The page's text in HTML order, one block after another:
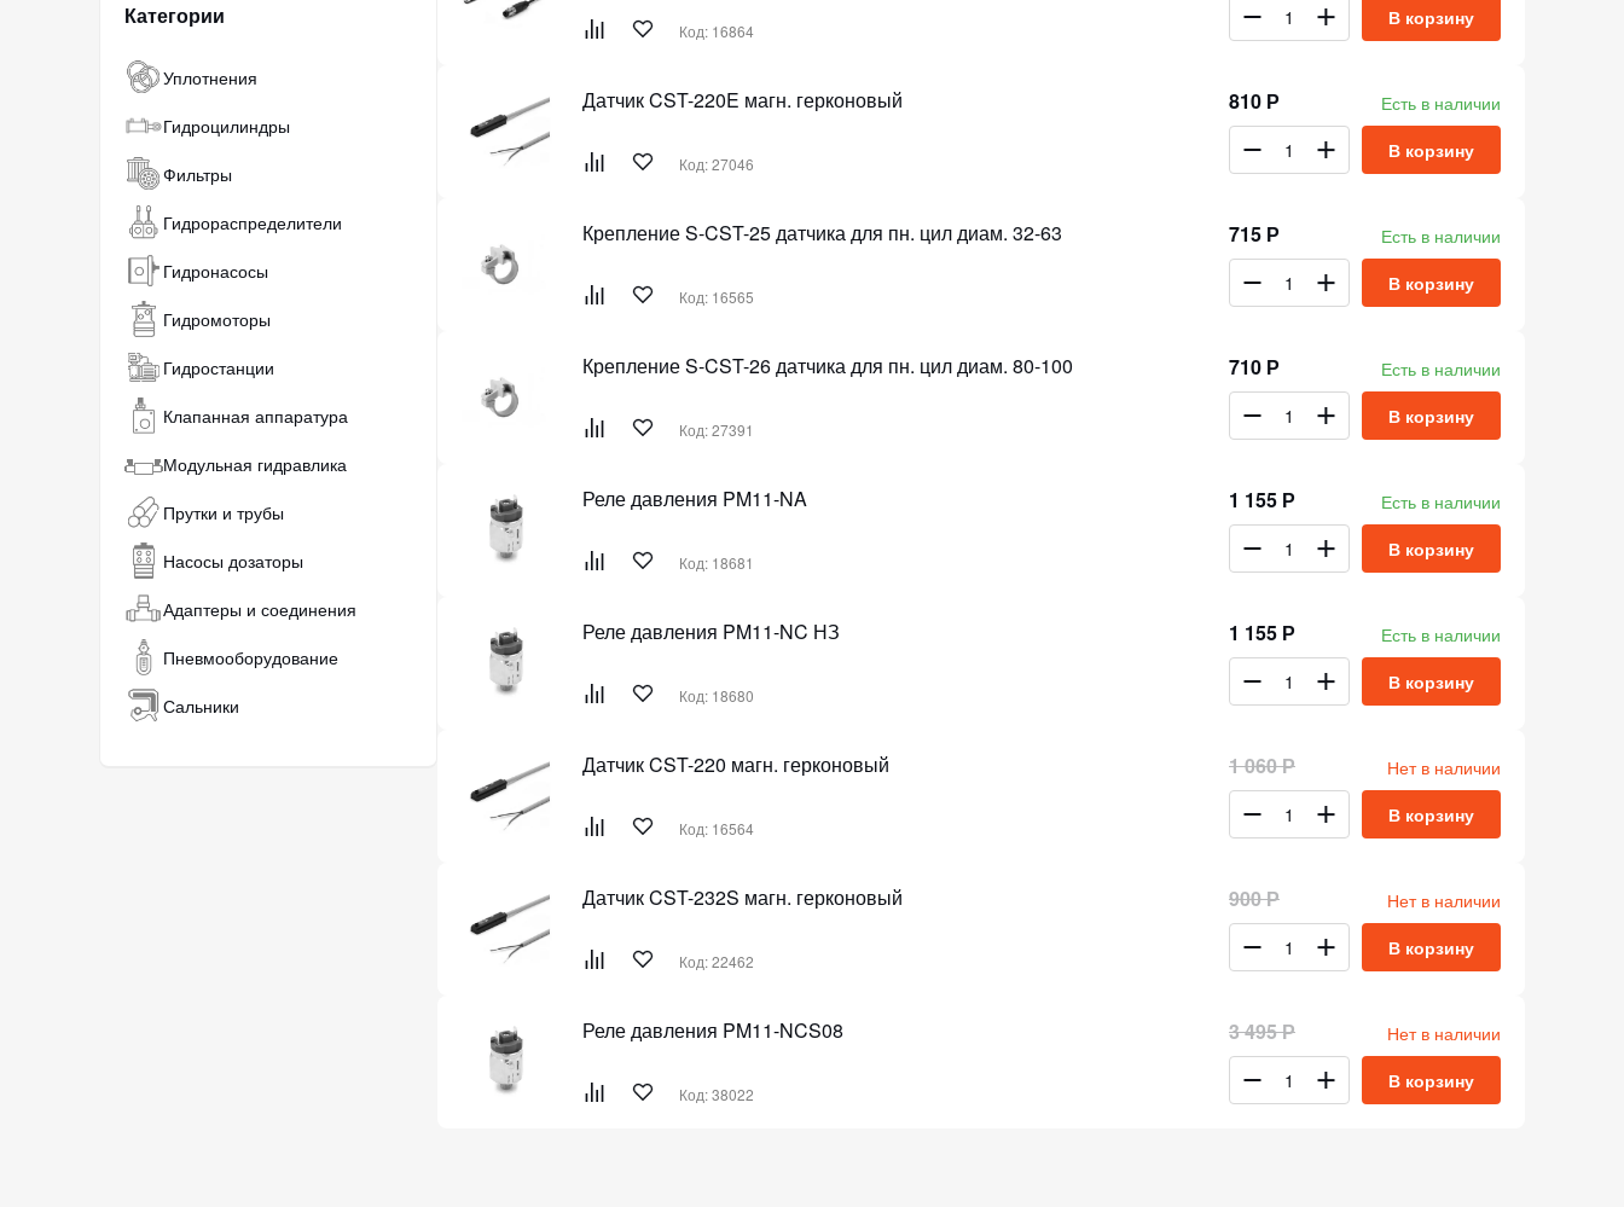
Категории
Уплотнения
Гидроцилиндры
Фильтры
Гидрораспределители
Гидронасосы
Гидромоторы
Гидростанции
Клапанная аппаратура
Модульная гидравлика
Прутки и трубы
Насосы дозаторы
Адаптеры и соединения
Пневмооборудование
Сальники
Код: 16864
В корзину
Датчик CST-220E магн. герконовый Есть в наличии
810 Р
Код: 27046
В корзину
Крепление S-CST-25 датчика для пн. цил диам. 32-63 Есть в наличии
715 Р
Код: 16565
В корзину
Крепление S-CST-26 датчика для пн. цил диам. 80-100 Есть в наличии
710 Р
Код: 27391
В корзину
Реле давления PM11-NA Есть в наличии
1 155 Р
Код: 18681
В корзину
Реле давления PM11-NC НЗ Есть в наличии
1 155 Р
Код: 18680
В корзину
Датчик CST-220 магн. герконовый Нет в наличии
1 060 Р
Код: 16564
В корзину
Датчик CST-232S магн. герконовый Нет в наличии
900 Р
Код: 22462
В корзину
Реле давления PM11-NCS08 Нет в наличии
3 495 Р
Код: 38022
В корзину